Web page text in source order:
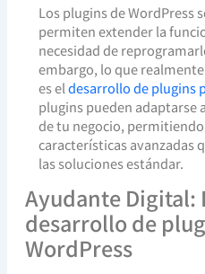
Los plugins de WordPress
permiten extender la
necesidad de
embargo, lo que
es eldesarrollo de plugins
plugins pueden adaptarse
de tu negocio,
características avanzadas
las soluciones estándar.
Ayudante Digital:
desarrollo de
WordPress